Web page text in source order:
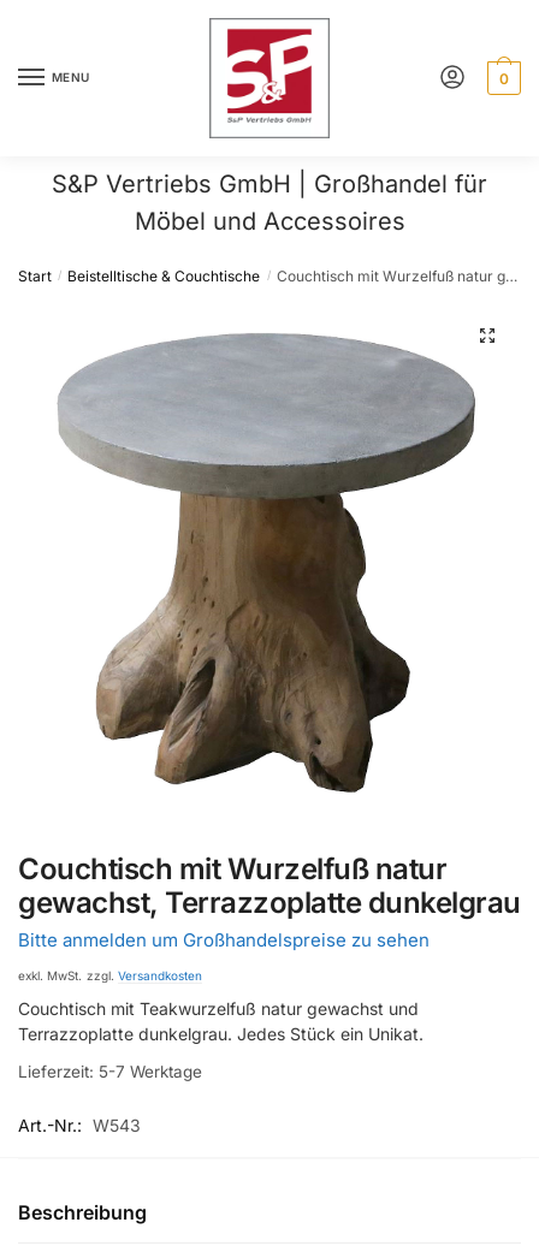
navigation
contentMENU 0
S&P Vertriebs GmbH | Großhandel für
Möbel und Accessoires
Start / Beistelltische & Couchtische / Couchtisch mit Wurzelfuß natur gewachst, Terrazzoplatte dunkelgrau
🔍
Couchtisch mit Wurzelfuß natur
gewachst, Terrazzoplatte dunkelgrau
Bitte anmelden um Großhandelspreise zu sehen
exkl. MwSt. zzgl. Versandkosten
Couchtisch mit Teakwurzelfuß natur gewachst und
Terrazzoplatte dunkelgrau. Jedes Stück ein Unikat.
Lieferzeit: 5-7 Werktage
Art.-Nr.: W543
Beschreibung